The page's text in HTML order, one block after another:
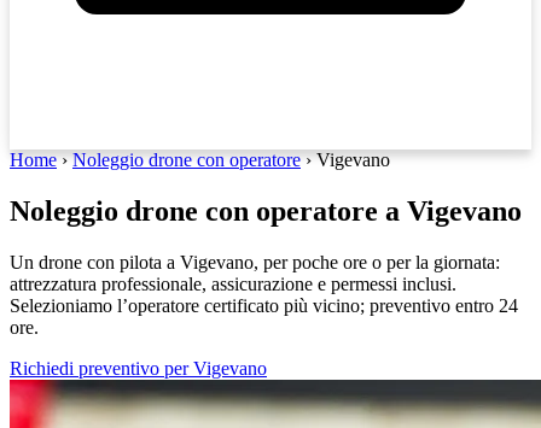
Home›Noleggio drone con operatore›Vigevano
Noleggio drone con operatore a Vigevano
Un drone con pilota a Vigevano, per poche ore o per la giornata:
attrezzatura professionale, assicurazione e permessi inclusi.
Selezioniamo l’operatore certificato più vicino; preventivo entro 24
ore.
Richiedi preventivo per Vigevano